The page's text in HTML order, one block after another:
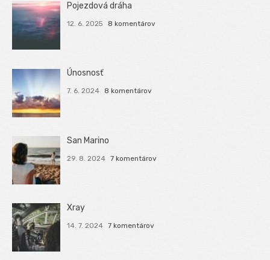
Pojezdová dráha
12. 6. 2025 8 komentárov
Únosnosť
7. 6. 2024 8 komentárov
San Marino
29. 8. 2024 7 komentárov
Xray
14. 7. 2024 7 komentárov